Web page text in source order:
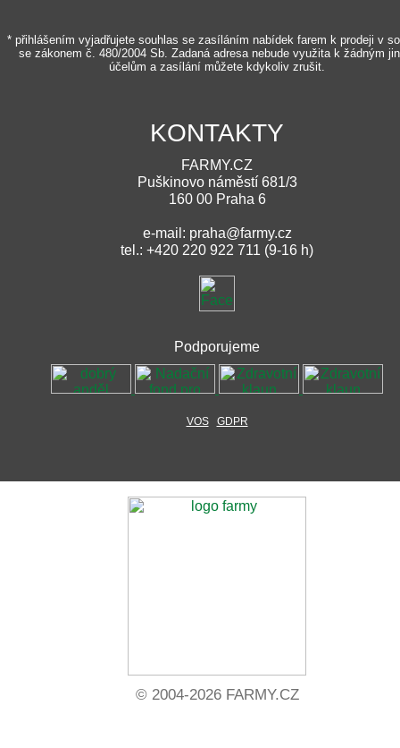
* přihlášením vyjadřujete souhlas se zasíláním nabídek farem k prodeji v
se zákonem č. 480/2004 Sb. Zadaná adresa nebude využita k žádným
účelům a zasílání můžete kdykoliv zrušit.
KONTAKTY
FARMY.CZ
Puškinovo náměstí 681/3
160 00 Praha 6
e-mail: praha@farmy.cz
tel.: +420 220 922 711 (9-16 h)
Podporujeme
VOS GDPR
© 2004-2026 FARMY.CZ